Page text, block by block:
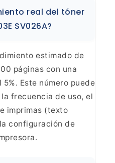
real del tóner
SV026A?
estimado de
páginas con una
Este número puede
frecuencia de uso, el
imprimas (texto
configuración de